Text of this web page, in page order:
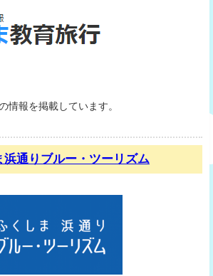
情報を掲載しています。
浜通りブルー・ツーリズム